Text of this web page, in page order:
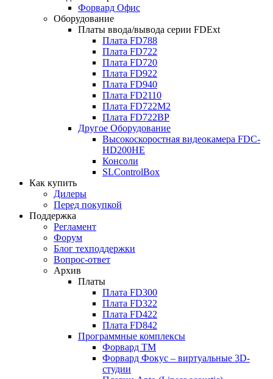
Форвард Офис
Оборудование
Платы ввода/вывода серии FDExt
Плата FD788
Плата FD722
Плата FD720
Плата FD922
Плата FD940
Плата FD2110
Плата FD722M2
Плата FD722BP
Другое Оборудование
Высокоскоростная видеокамера FDC-
HD200HE
Консоли
SLControlBox
Как купить
Дилеры
Перед покупкой
Поддержка
Регламент
Форум
Блог техподдержки
Вопрос-ответ
Архив
Платы
Плата FD300
Плата FD322
Плата FD422
Плата FD842
Программные комплексы
Форвард ТМ
Форвард Фокус – виртуальные 3D-
студии